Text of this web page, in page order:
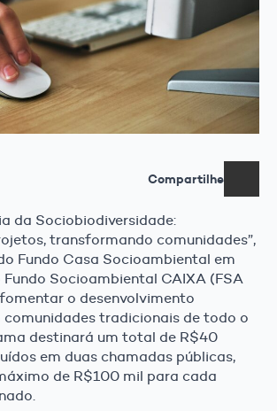
Compartilhe
da Sociobiodiversidade:
transformando comunidades”,
Fundo Casa Socioambiental em
Socioambiental CAIXA (FSA
o desenvolvimento
comunidades tradicionais de todo o
destinará um total de R$40
em duas chamadas públicas,
de R$100 mil para cada